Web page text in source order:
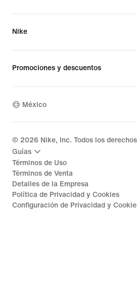
Nike
Promociones y descuentos
México
© 2026 Nike, Inc. Todos los
Guías
Términos de Uso
Términos de Venta
Detalles de la Empresa
Política de Privacidad y Cookies
Configuración de Privacidad y